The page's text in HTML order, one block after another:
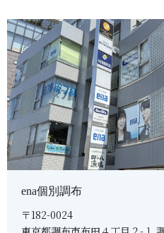
ena個別調布
〒182-0024